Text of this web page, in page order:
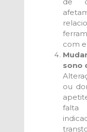
com
sono
ou